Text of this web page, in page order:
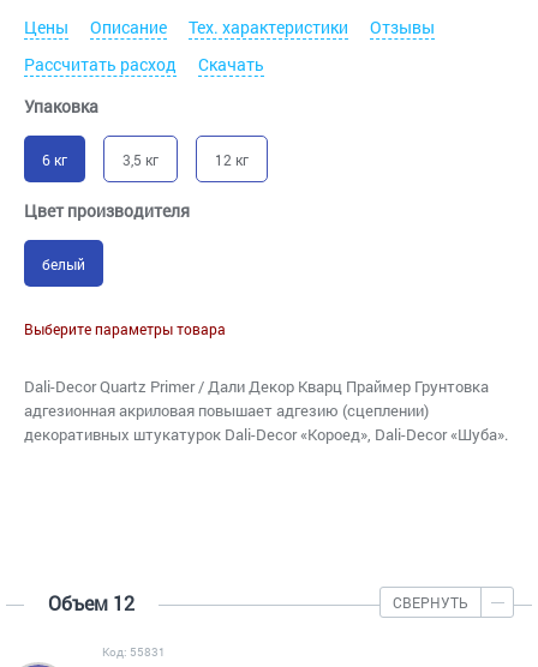
Цены Описание Тех. характеристики
Отзывы
Рассчитать расход
Скачать
Упаковка
6 кг 3,5 кг 12 кг
Цвет производителя
белый
Выберите параметры товара
Dali-Decor Quartz Primer / Дали Декор Кварц Праймер Грунтовка
адгезионная акриловая повышает адгезию (сцеплении)
декоративных штукатурок Dali-Decor «Короед», Dali-Decor «Шуба».
Объем 12 СВЕРНУТЬ
Код: 55831